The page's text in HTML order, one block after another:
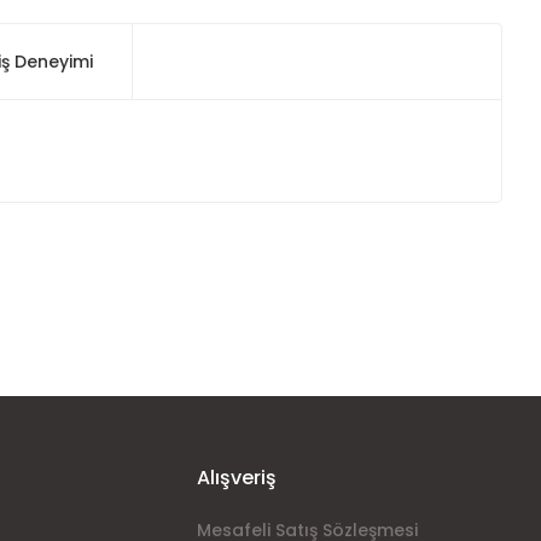
Deneyimi
Alışveriş
Mesafeli Satış Sözleşmesi